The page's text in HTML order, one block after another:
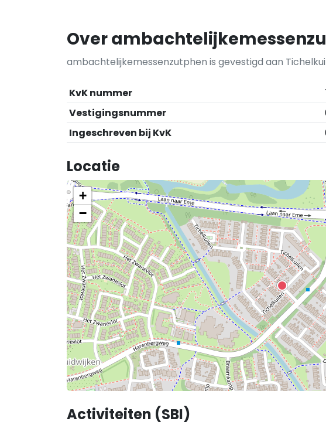
Over
ambachtelijkemessenzutphen is gevestigd aan
KvK nummer
Vestigingsnummer
Ingeschreven bij KvK
Locatie
+
−
Activiteiten (SBI)